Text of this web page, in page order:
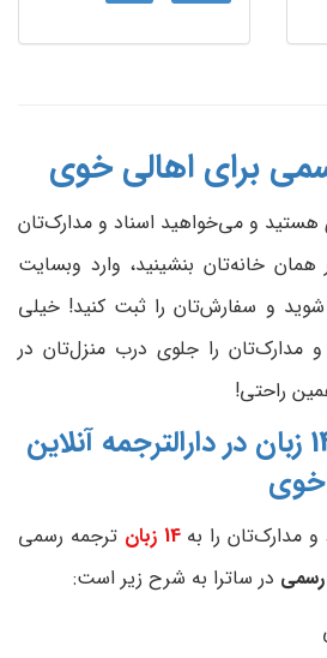
برای اهالی خوی
هستید و می‌خواهید اسناد و مدارک‌تان
خانه‌تان بنشینید، وارد وبسایت
شوید و سفارش‌تان را ثبت کنید! خیلی
مدارک‌تان را جلوی درب منزل‌تان در
راحتی!
ترجمه رسمی به 14 زبان در دارالترجمه آنلاین
خوی
و مدارک‌تان را به 14 زبان
ترجمه رسمی
رسمی در ساترا به شرح زیر است: